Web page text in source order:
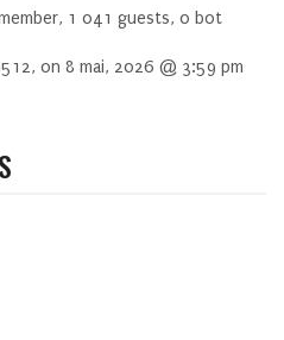
1 041 guests, 0 bot
, on 8 mai, 2026 @ 3:59 pm